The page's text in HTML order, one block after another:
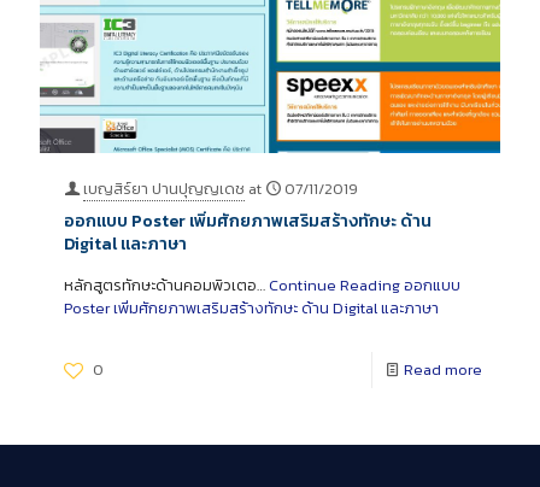
เบญสิร์ยา ปานปุญญเดช at 07/11/2019
ออกแบบ Poster เพิ่มศักยภาพเสริมสร้างทักษะ ด้าน
Digital และภาษา
หลักสูตรทักษะด้านคอมพิวเตอ… Continue Readingออกแบบ
Poster เพิ่มศักยภาพเสริมสร้างทักษะ ด้าน Digital และภาษา
0 Read more